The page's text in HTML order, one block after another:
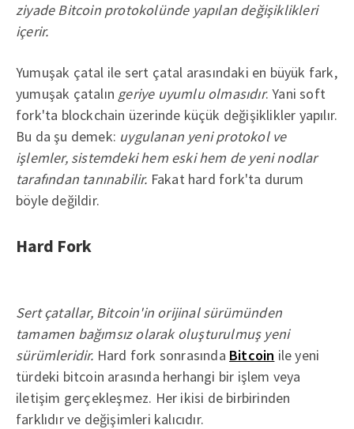
ziyade Bitcoin protokolünde yapılan değişiklikleri
içerir.
Yumuşak çatal ile sert çatal arasındaki en büyük fark,
yumuşak çatalın geriye uyumlu olmasıdır. Yani soft
fork'ta blockchain üzerinde küçük değişiklikler yapılır.
Bu da şu demek: uygulanan yeni protokol ve
işlemler, sistemdeki hem eski hem de yeni nodlar
tarafından tanınabilir. Fakat hard fork'ta durum
böyle değildir.
Hard Fork
Sert çatallar, Bitcoin'in orijinal sürümünden
tamamen bağımsız olarak oluşturulmuş yeni
sürümleridir. Hard fork sonrasında Bitcoin ile yeni
türdeki bitcoin arasında herhangi bir işlem veya
iletişim gerçekleşmez. Her ikisi de birbirinden
farklıdır ve değişimleri kalıcıdır.